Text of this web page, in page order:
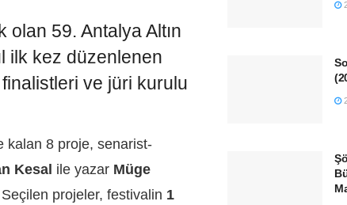
olan 59. Antalya Altın
ilk kez düzenlenen
finalistleri ve jüri kurulu
kalan 8 proje, senarist-
Kesal ile yazar Müge
projeler, festivalin 1